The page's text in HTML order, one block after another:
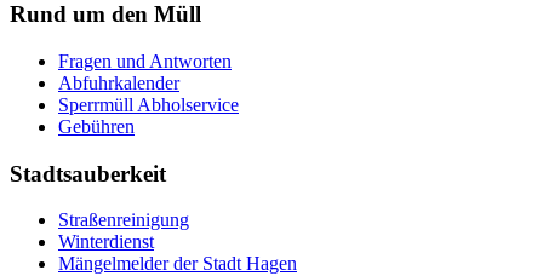
Rund um den Müll
Fragen und Antworten
Abfuhrkalender
Sperrmüll Abholservice
Gebühren
Stadtsauberkeit
Straßenreinigung
Winterdienst
Mängelmelder der Stadt Hagen